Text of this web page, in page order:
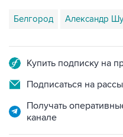
Подписаться на
Получать